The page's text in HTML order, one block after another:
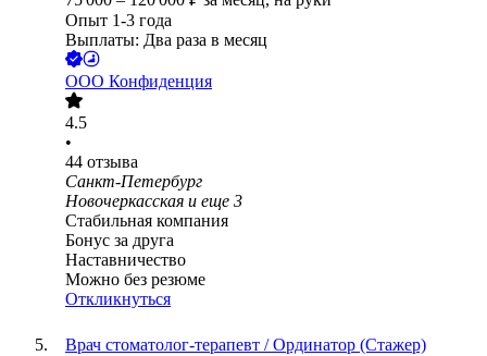
Опыт 1-3 года
Выплаты: Два раза в месяц
ООО Конфиденция
4.5
•
44 отзыва
Санкт-Петербург
Новочеркасская и еще 3
Стабильная компания
Бонус за друга
Наставничество
Можно без резюме
Откликнуться
Врач стоматолог-терапевт / Ординатор (Стажер)